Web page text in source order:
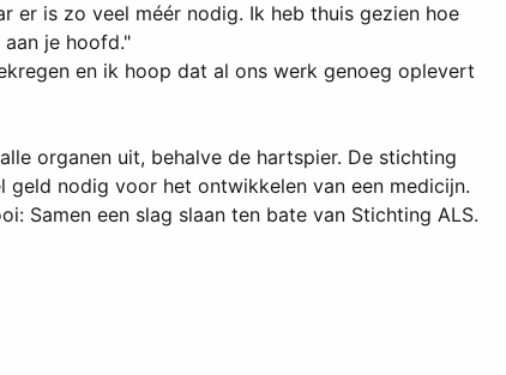
er is zo veel méér nodig. Ik heb thuis gezien hoe
je hoofd."
en ik hoop dat al ons werk genoeg oplevert
organen uit, behalve de hartspier. De stichting
nodig voor het ontwikkelen van een medicijn.
Samen een slag slaan ten bate van Stichting ALS.